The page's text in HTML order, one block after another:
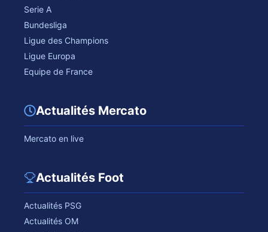
Serie A
Bundesliga
Ligue des Champions
Ligue Europa
Equipe de France
Actualités Mercato
Mercato en live
Actualités Foot
Actualités PSG
Actualités OM